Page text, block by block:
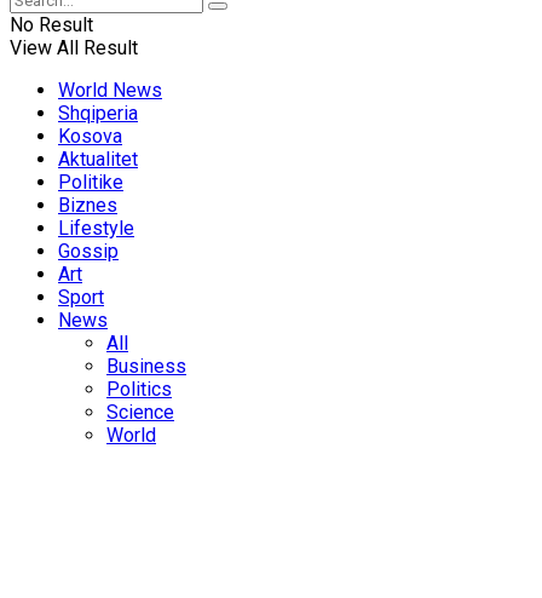
No Result
View All Result
World News
Shqiperia
Kosova
Aktualitet
Politike
Biznes
Lifestyle
Gossip
Art
Sport
News
All
Business
Politics
Science
World